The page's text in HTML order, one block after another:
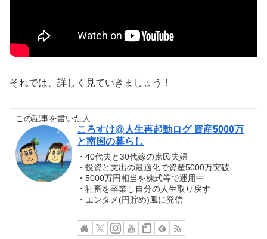
それでは、詳しく見ていきましょう！
この記事を書いた人
ころすけ@人生再起動ログ 資産5000万
と南国の暮らし
・40代夫と30代嫁の庶民夫婦
・投資と支出の最適化で資産5000万突破
・5000万円相当を株式等で運用中
・社畜を卒業し自分の人生取り戻す
・エンタメ(円貯め)風に発信